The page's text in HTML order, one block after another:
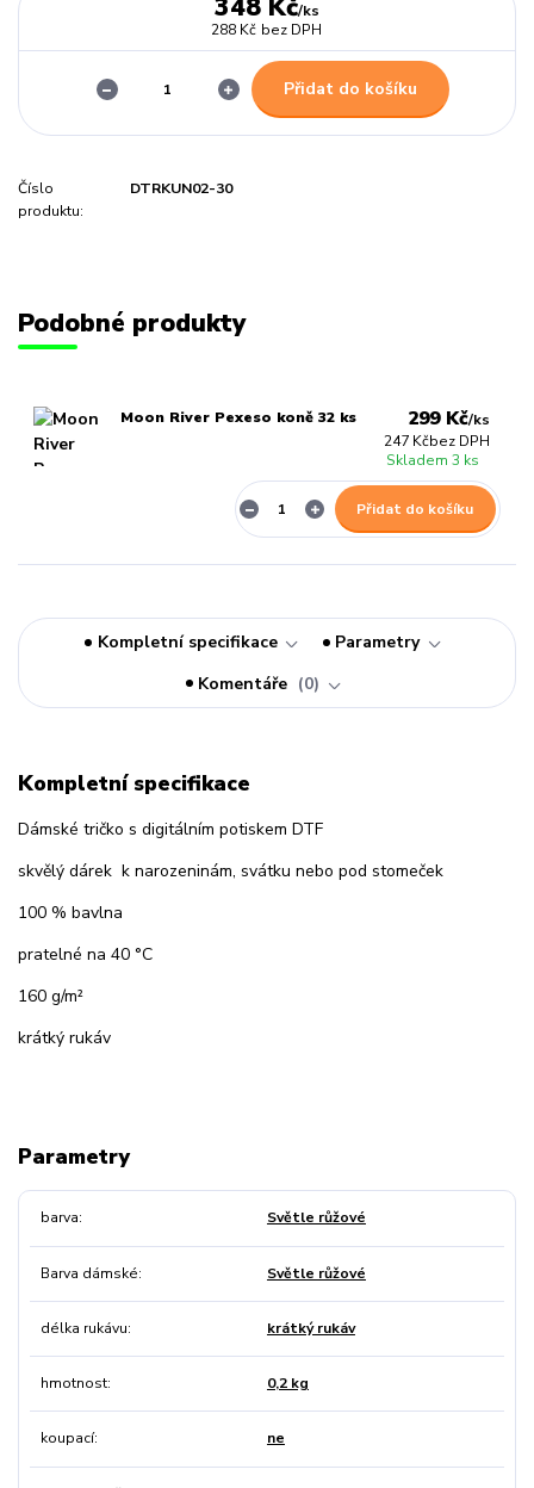
348 Kč/ks
288 Kč bez DPH
Přidat do košíku
Číslo
produktu:
DTRKUN02-30
Podobné produkty
Moon River Pexeso koně 32 ks 299 Kč/ks
247 Kčbez DPH
Skladem 3 ks
Přidat do košíku
Kompletní specifikace
Parametry
Komentáře
0
Kompletní specifikace
Dámské tričko s digitálním potiskem DTF
skvělý dárek k narozeninám, svátku nebo pod stomeček
100 % bavlna
pratelné na 40 °C
160 g/m²
krátký rukáv
Parametry
barva Světle růžové
Barva dámské Světle růžové
délka rukávu krátký rukáv
hmotnost 0,2 kg
koupací ne